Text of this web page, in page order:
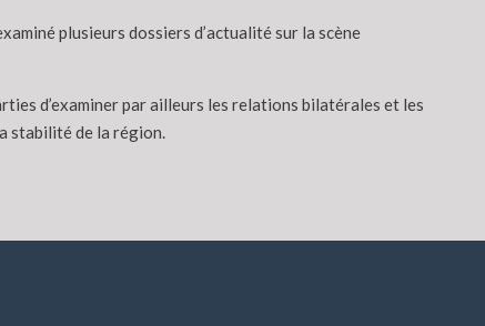
plusieurs dossiers d’actualité sur la scène
d’examiner par ailleurs les relations bilatérales et les
stabilité de la région.